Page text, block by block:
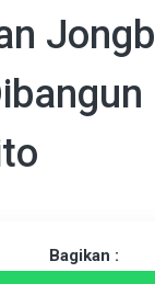
Bagikan :